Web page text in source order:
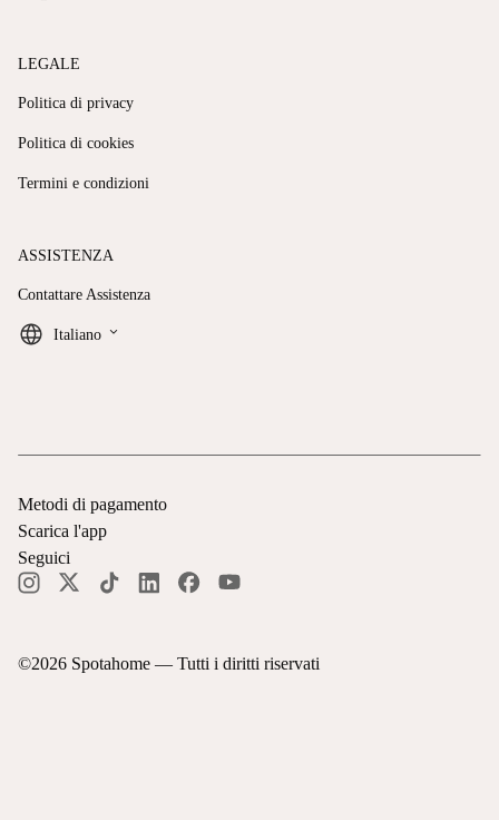
LEGALE
Politica di privacy
Politica di cookies
Termini e condizioni
ASSISTENZA
Contattare Assistenza
Italiano keyboard_arrow_down
©2026 Spotahome — Tutti i diritti riservati
Metodi di pagamento
Scarica l'app
Seguici